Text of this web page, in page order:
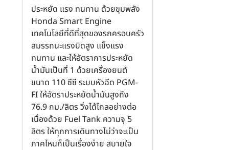
ประหยัด แรง ทนทาน ด้วยขุมพลัง
Honda Smart Engine
เทคโนโลยีที่ดีที่สุดของรถครอบครัว
สมรรถนะแรงบิดสูง แข็งแรง
ทนทาน และให้อัตราการประหยัด
น้ำมันเป็นที่ 1 ด้วยเครื่องยนต์
ขนาด 110 ซีซี ระบบหัวฉีด PGM-
FI ให้อัตราประหยัดน้ำมันสูงถึง
76.9 กม./ลิตร วิ่งได้ไกลอย่างต่อ
เนื่องด้วย Fuel Tank ความจุ 5
ลิตร ให้ทุกการเดินทางไม่ว่าจะเป็น
ภาคไหนก็เป็นเรื่องง่าย สบายใจ